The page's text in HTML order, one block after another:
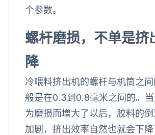
个参数。
螺杆磨损，不单是挤
降
冷喂料挤出机的螺杆与机筒之
般是在0.3到0.8毫米之间的。当
为磨损而增大了以后，胶料的
加剧，挤出效率自然也就会下